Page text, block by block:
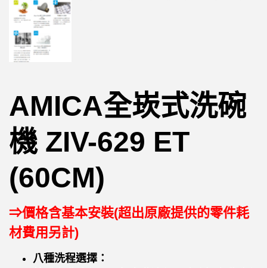
AMICA全崁式洗碗
機 ZIV-629 ET
(60CM)
⇒價格含基本安裝(超出原廠提供的零件耗
材費用另計)
八種洗程選擇：